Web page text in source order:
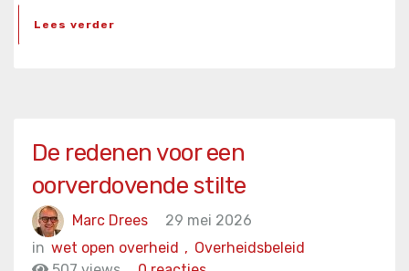
Lees verder
De redenen voor een
oorverdovende stilte
Marc Drees
29 mei 2026
in
Overheidsbeleid
wet open overheid ,